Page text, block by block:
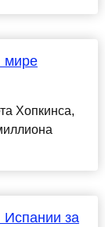
мире
Хопкинса,
Испании за